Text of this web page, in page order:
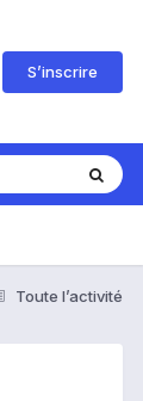
S’inscrire
Toute l’activité